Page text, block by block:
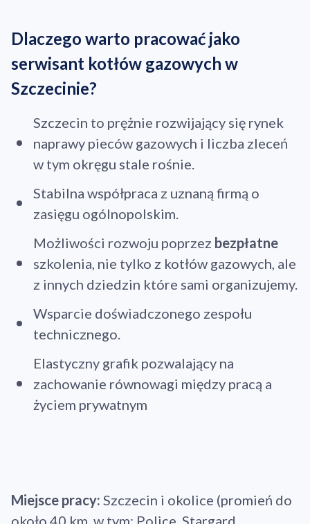
Dlaczego warto pracować jako
serwisant kotłów gazowych w
Szczecinie?
Szczecin to prężnie rozwijający się rynek
naprawy pieców gazowych i liczba zleceń
w tym okręgu stale rośnie.
Stabilna współpraca z uznaną firmą o
zasięgu ogólnopolskim.
Możliwości rozwoju poprzez bezpłatne
szkolenia, nie tylko z kotłów gazowych, ale
z innych dziedzin które sami organizujemy.
Wsparcie doświadczonego zespołu
technicznego.
Elastyczny grafik pozwalający na
zachowanie równowagi między pracą a
życiem prywatnym
Miejsce pracy: Szczecin i okolice (promień do
około 40 km, w tym: Police, Stargard,